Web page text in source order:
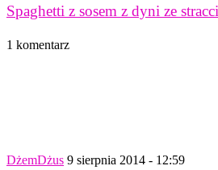
Spaghetti z sosem z dyni ze
1 komentarz
DżemDżus 9 sierpnia 2014 - 12:59